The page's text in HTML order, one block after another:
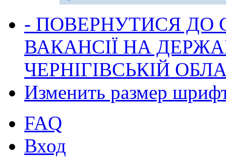
- ПОВЕРНУТИСЯ ДО
ВАКАНСІЇ НА
ЧЕРНІГІВСЬКІЙ
Изменить размер
FAQ
Вход